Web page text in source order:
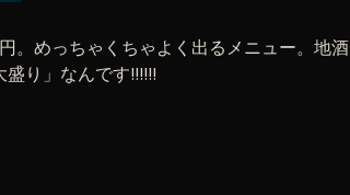
。めっちゃくちゃよく出るメニュー。地酒
り」なんです!!!!!!